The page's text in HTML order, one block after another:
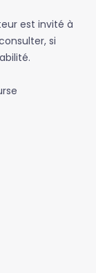
est invité à
si